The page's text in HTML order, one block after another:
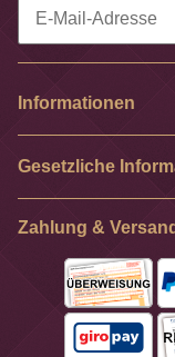
Informationen
Gesetzliche
Zahlung & Versand